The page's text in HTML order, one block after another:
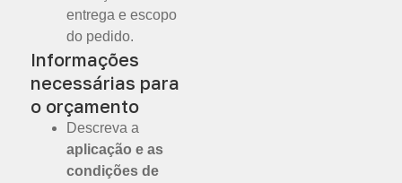
entrega e escopo
do pedido.
Informações
necessárias para
o orçamento
Descreva a
aplicação e as
condições de